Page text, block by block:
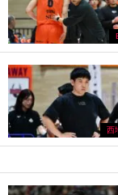
西